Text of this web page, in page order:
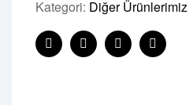
Kategori: Diğer Ürünlerimiz
FacebookTwitterLinkedinPinterest